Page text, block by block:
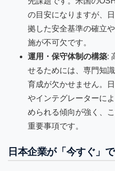
の目安になりますが、
拠した安全基準の確立
施が不可欠です。
運用・保守体制の構築:
せるためには、専門知
育成が欠かせません。
やインテグレーターに
められる傾向が強く、
重要事項です。
日本企業が「今すぐ」